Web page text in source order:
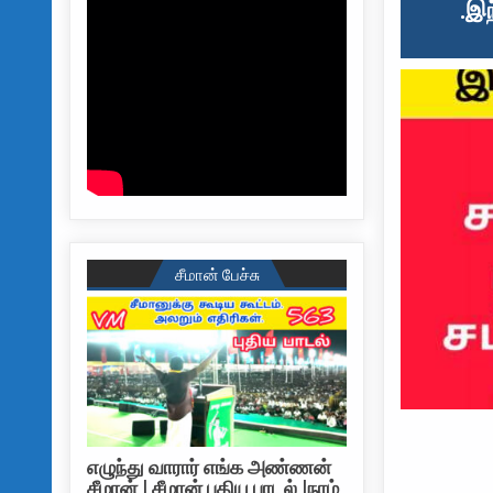
சீமான் பேச்சு
எழுந்து வாரார் எங்க அண்ணன்
சீமான் | சீமான் புதிய பாடல் |நாம்